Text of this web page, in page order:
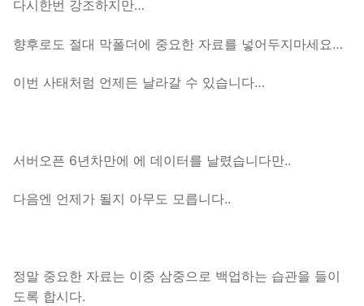
다시한번 강조하지만…
향후로도 절대 막폴더에 중요한 자료를 넣어두지마세요…
이번 사태처럼 언제든 날라갈 수 있습니다…
서버오픈 6년차만에 에 데이터를 날렸습니다만..
다음엔 언제가 될지 아무도 모릅니다..
정말 중요한 자료는 이중 삼중으로 백업하는 습관을 들이
도록 합시다.